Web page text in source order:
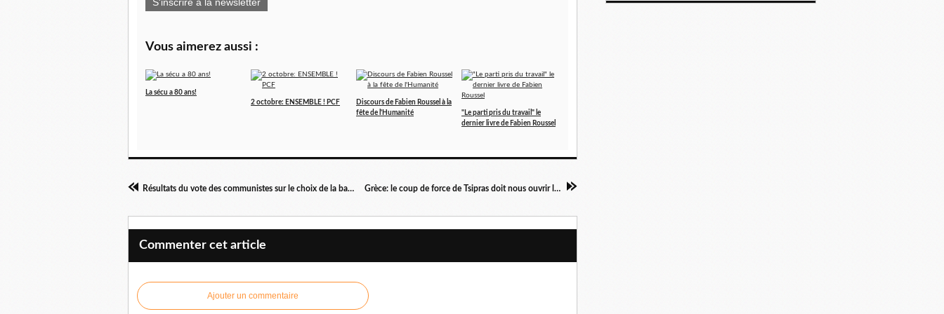
Vous aimerez aussi :
La sécu a 80 ans!
2 octobre: ENSEMBLE ! PCF
Discours de Fabien Roussel à la
fête de l'Humanité
"Le parti pris du travail" le
dernier livre de Fabien Roussel
Résultats du vote des communistes sur le choix de la base commune du 37ème Congrès Grèce: le coup de force de Tsipras doit nous ouvrir les yeux. Tribune libre d' Enver
Commenter cet article
Ajouter un commentaire